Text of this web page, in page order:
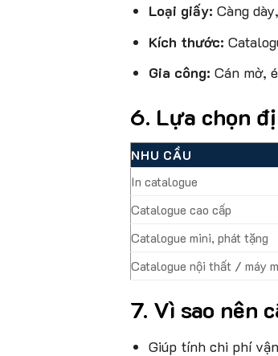
Loại giấy: Càng
Kích thước:
Gia công: Cán mờ,
6. Lựa chọn
NHU CẦU
In catalogue
Catalogue cao cấp
Catalogue mini, phát tặng
Catalogue nội thất / máy
7. Vì sao nên
Giúp tính chi phí